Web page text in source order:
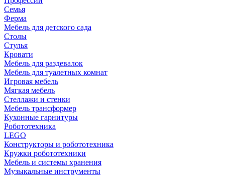
Семья
Ферма
Мебель для детского сада
Столы
Cтулья
Кровати
Мебель для раздевалок
Мебель для туалетных комнат
Игровая мебель
Мягкая мебель
Стеллажи и стенки
Мебель трансформер
Кухонные гарнитуры
Робототехника
LEGO
Конструкторы и робототехника
Кружки робототехники
Мебель и системы хранения
Музыкальные инструменты